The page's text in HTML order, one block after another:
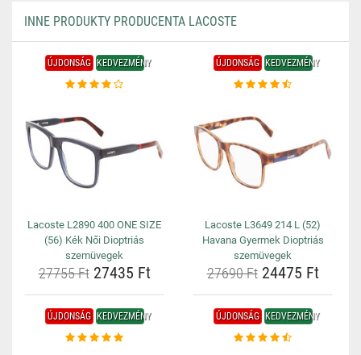
INNE PRODUKTY PRODUCENTA LACOSTE
ÚJDONSÁG KEDVEZMÉNY
Lacoste L2890 400 ONE SIZE
(56) Kék Női Dioptriás
szemüvegek
27755 Ft27435 Ft
ÚJDONSÁG KEDVEZMÉNY
Lacoste L3649 214 L (52)
Havana Gyermek Dioptriás
szemüvegek
27690 Ft24475 Ft
ÚJDONSÁG KEDVEZMÉNY ÚJDONSÁG KEDVEZMÉNY